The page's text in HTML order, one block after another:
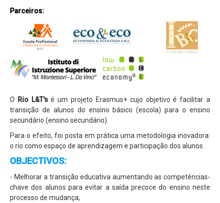
Projetos
Erasmus+ KA1
CitriVET
L&T's - River
VetinSET
Viral
Projecto Sparrows
Parceiros:
O Rio L&T'sé um projeto Erasmus+ cujo objetivo é facilitar a
transição de alunos do ensino básico (escola) para o ensino
secundário (ensino secundário).
Para o efeito, foi posta em prática uma metodologia inovadora:
o rio como espaço de aprendizagem e participação dos alunos.
OBJECTIVOS:
- Melhorar a transição educativa aumentando as competências-
chave dos alunos para evitar a saída precoce do ensino neste
processo de mudança,